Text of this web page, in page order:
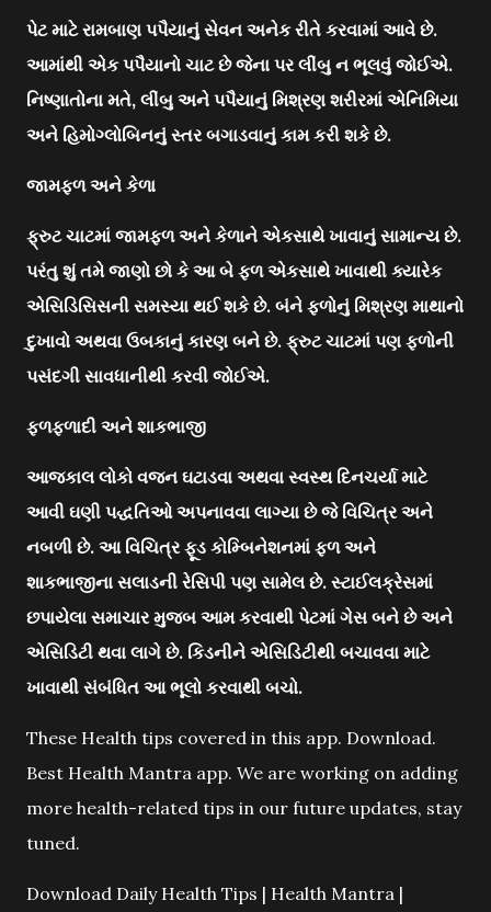
પેટ માટે રામબાણ પપૈયાનું સેવન અનેક રીતે કરવામાં આવે છે.
આમાંથી એક પપૈયાનો ચાટ છે જેના પર લીંબુ ન ભૂલવું જોઈએ.
નિષ્ણાતોના મતે, લીંબુ અને પપૈયાનું મિશ્રણ શરીરમાં એનિમિયા
અને હિમોગ્લોબિનનું સ્તર બગાડવાનું કામ કરી શકે છે.
જામફળ અને કેળા
ફ્રુટ ચાટમાં જામફળ અને કેળાને એકસાથે ખાવાનું સામાન્ય છે.
પરંતુ શું તમે જાણો છો કે આ બે ફળ એકસાથે ખાવાથી ક્યારેક
એસિડિસિસની સમસ્યા થઈ શકે છે. બંને ફળોનું મિશ્રણ માથાનો
દુખાવો અથવા ઉબકાનું કારણ બને છે. ફ્રુટ ચાટમાં પણ ફળોની
પસંદગી સાવધાનીથી કરવી જોઈએ.
ફળફળાદી અને શાકભાજી
આજકાલ લોકો વજન ઘટાડવા અથવા સ્વસ્થ દિનચર્યા માટે
આવી ઘણી પદ્ધતિઓ અપનાવવા લાગ્યા છે જે વિચિત્ર અને
નબળી છે. આ વિચિત્ર ફૂડ કોમ્બિનેશનમાં ફળ અને
શાકભાજીના સલાડની રેસિપી પણ સામેલ છે. સ્ટાઈલક્રેસમાં
છપાયેલા સમાચાર મુજબ આમ કરવાથી પેટમાં ગેસ બને છે અને
એસિડિટી થવા લાગે છે. કિડનીને એસિડિટીથી બચાવવા માટે
ખાવાથી સંબંધિત આ ભૂલો કરવાથી બચો.
These Health tips covered in this app. Download.
Best Health Mantra app. We are working on adding
more health-related tips in our future updates, stay
tuned.
Download Daily Health Tips | Health Mantra |